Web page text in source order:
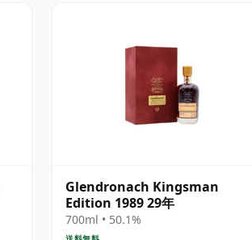
Glendronach Kingsman
Edition 1989 29年
700ml • 50.1%